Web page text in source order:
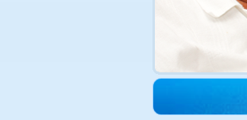
الدكتورة هدى حجازي في ذمة الله